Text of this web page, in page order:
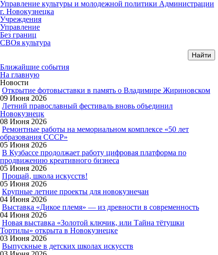
Управление культуры и молодежной политики Администрации
г. Новокузнецка
Учреждения
Управление
Без границ
СВОя культура
Ближайшие события
На главную
Новости
Открытие фотовыставки в память о Владимире Жириновском
09 Июня 2026
Летний православный фестиваль вновь объединил
Новокузнецк
08 Июня 2026
Ремонтные работы на мемориальном комплексе «50 лет
образования СССР»
05 Июня 2026
В Кузбассе продолжает работу цифровая платформа по
продвижению креативного бизнеса
05 Июня 2026
Прощай, школа искусств!
05 Июня 2026
Крупные летние проекты для новокузнечан
04 Июня 2026
Выставка «Дикое племя» — из древности в современность
04 Июня 2026
Новая выставка «Золотой ключик, или Тайна тётушки
Тортилы» открыта в Новокузнецке
03 Июня 2026
Выпускные в детских школах искусств